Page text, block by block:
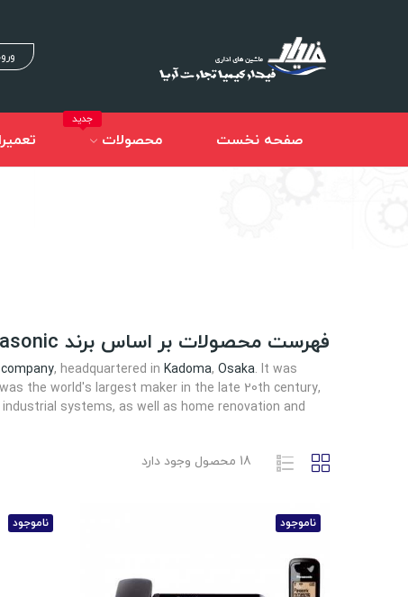
صفحه نخست محصولات
جدید
فهرست محصولات بر اساس برند Panasonic
, headquartered in Kadoma, Osaka. It was
the world's largest maker in the late 20th century,
systems, as well as home renovation and
18 محصول وجود دارد
ناموجود ناموجود